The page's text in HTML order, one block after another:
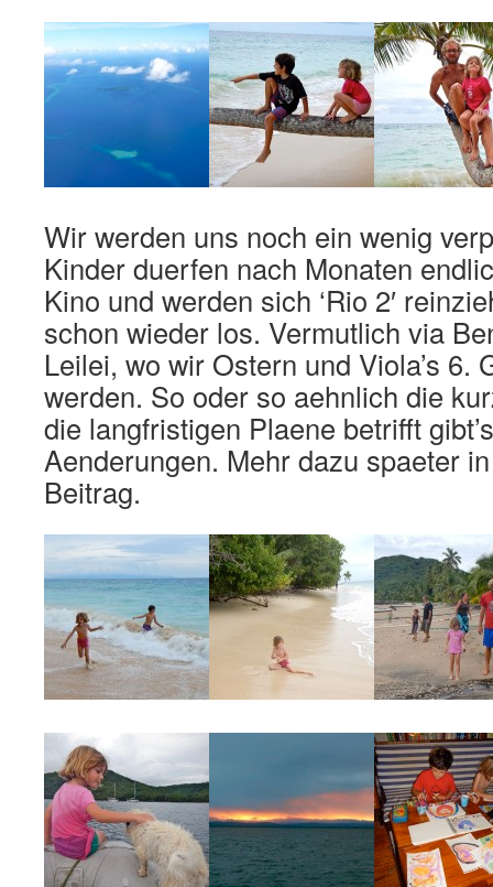
Wir werden uns noch ein wenig
Kinder duerfen nach Monaten
Kino und werden sich ‘Rio 2′
schon wieder los. Vermutlich via
Leilei, wo wir Ostern und Viola’s 6.
werden. So oder so aehnlich die
die langfristigen Plaene betrifft
Aenderungen. Mehr dazu spaeter
Beitrag.